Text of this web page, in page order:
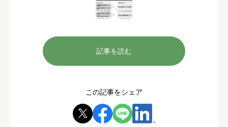
記事を読む
この記事をシェア